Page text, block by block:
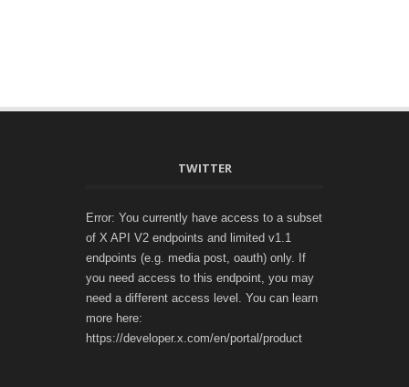
TWITTER
Error: You currently have access to a subset
of X API V2 endpoints and limited v1.1
endpoints (e.g. media post, oauth) only. If
you need access to this endpoint, you may
need a different access level. You can learn
more here:
https://developer.x.com/en/portal/product